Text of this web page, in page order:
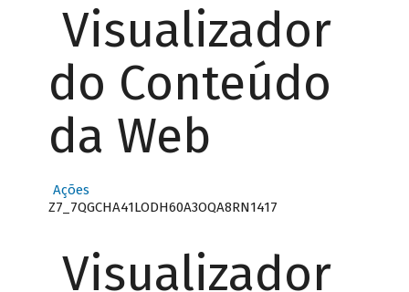
Visualizador
do Conteúdo
da Web
Ações
Z7_7QGCHA41LODH60A3OQA8RN1417
Visualizador